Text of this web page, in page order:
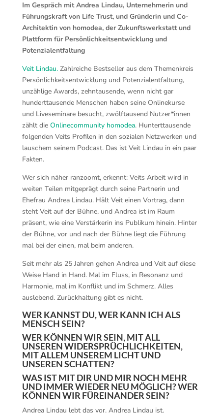
Im Gespräch mit Andrea Lindau, Unternehmerin und
Führungskraft von Life Trust, und Gründerin und Co-
Architektin von homodea, der Zukunftswerkstatt und
Plattform für Persönlichkeitsentwicklung und
Potenzialentfaltung
Veit Lindau.Zahlreiche Bestseller aus dem Themenkreis
Persönlichkeitsentwicklung und Potenzialentfaltung,
unzählige Awards, zehntausende, wenn nicht gar
hunderttausende Menschen haben seine Onlinekurse
und Liveseminare besucht, zwölftausend Nutzer*innen
zählt die Onlinecommunity homodea. Hunterttausende
folgenden Veits Profilen in den sozialen Netzwerken und
lauschem seinem Podcast. Das ist Veit Lindau in ein paar
Fakten.
Wer sich näher ranzoomt, erkennt: Veits Arbeit wird in
weiten Teilen mitgeprägt durch seine Partnerin und
Ehefrau Andrea Lindau. Hält Veit einen Vortrag, dann
steht Veit auf der Bühne, und Andrea ist im Raum
präsent, wie eine Verstärkerin ins Publikum hinein. Hinter
der Bühne, vor und nach der Bühne liegt die Führung
mal bei der einen, mal beim anderen.
Seit mehr als 25 Jahren gehen Andrea und Veit auf diese
Weise Hand in Hand. Mal im Fluss, in Resonanz und
Harmonie, mal im Konflikt und im Schmerz. Alles
auslebend. Zurückhaltung gibt es nicht.
WER KANNST DU, WER KANN ICH ALS
MENSCH SEIN?
WER KÖNNEN WIR SEIN, MIT ALL
UNSEREN WIDERSPRÜCHLICHKEITEN,
MIT ALLEM UNSEREM LICHT UND
UNSEREN SCHATTEN?
WAS IST MIT DIR UND MIR NOCH MEHR
UND IMMER WIEDER NEU MÖGLICH? WER
KÖNNEN WIR FÜREINANDER SEIN?
Andrea Lindau lebt das vor. Andrea Lindau ist.